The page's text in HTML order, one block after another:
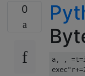
0
a, , =t=
exec